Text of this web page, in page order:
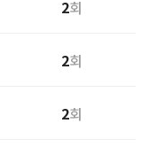
2회
2회
2회